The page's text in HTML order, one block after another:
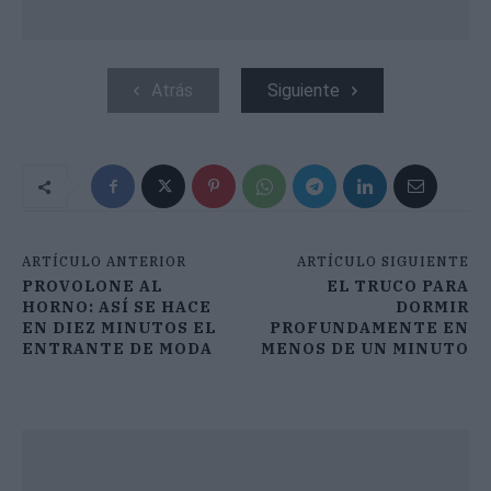
Atrás Siguiente
ARTÍCULO ANTERIOR
PROVOLONE AL
HORNO: ASÍ SE HACE
EN DIEZ MINUTOS EL
ENTRANTE DE MODA
ARTÍCULO SIGUIENTE
EL TRUCO PARA
DORMIR
PROFUNDAMENTE EN
MENOS DE UN MINUTO